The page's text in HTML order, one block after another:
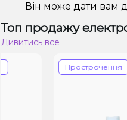
Він може дати вам
Топ продажу
Дивитись все
Прострочення